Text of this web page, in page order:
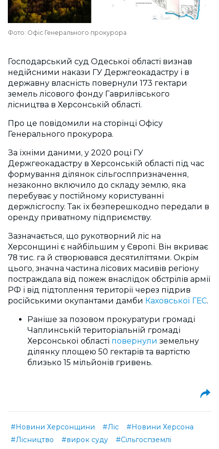
Фото: Офіс Генерального прокурора
Господарський суд Одеської області визнав
недійсними накази ГУ Держгеокадастру і в
державну власність повернули 173 гектари
земель лісового фонду Гаврилівського
лісництва в Херсонській області.
Про це повідомили на сторінці Офісу
Генерального прокурора.
За їхніми даними, у 2020 році ГУ
Держгеокадастру в Херсонській області під час
формування ділянок сільгосппризначення,
незаконно включило до складу землю, яка
перебуває у постійному користуванні
держлісгоспу. Так їх безперешкодно передали в
оренду приватному підприємству.
Зазначається, що рукотворний ліс на
Херсонщині є найбільшим у Європі. Він вкриває
78 тис. га й створювався десятиліттями. Окрім
цього, значна частина лісових масивів регіону
постраждала від пожеж внаслідок обстрілів армії
РФ і від підтоплення території через підрив
російськими окупантами дамби Каховської ГЕС.
Раніше за позовом прокуратури громаді
Чаплинській територіальній громаді
Херсонської області повернули земельну
ділянку площею 50 гектарів та вартістю
близько 15 мільйонів гривень.
#Новини Херсонщини #Ліс
#Новини Херсона
#Лісництво
#вирок суду #Сільгоспземлі